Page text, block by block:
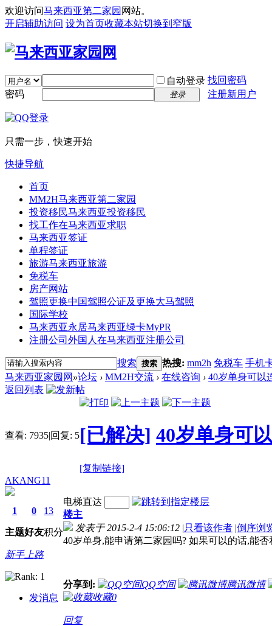
欢迎访问马来西亚第二家园 网站。
开启辅助访问 设为首页收藏本站切换到窄版
自动登录 找回密码
密码
登录 注册新用户
只需一步，快速开始
快捷导航
首页
MM2H马来西亚第二家园
投资移民马来西亚投资移民
找工作在马来西亚求职
马来西亚签证
单程签证
旅游马来西亚旅游
免税车
房产网站
驾照更换中国驾照公证及更换大马驾照
国际学校
马来西亚永居马来西亚绿卡MyPR
注册公司 外国人在马来西亚注册公司
搜索 搜索 热搜: mm2h 免税车 手机
马来西亚家园网 »论坛 › MM2H交流 › 在线咨询 › 40岁单身可以
返回列表
查看: 7935|回复: 5[已解决] 40岁单身可
[复制链接]
AKANG11
1
主题
0
好友
13
积分
新手上路
发消息
电梯直达
楼主
发表于 2015-2-4 15:06:12 |只看该作者 |倒序浏
40岁单身,能申请第二家园吗? 如果可以的话,能
分享到: QQ空间
腾讯微博
收藏0
回复